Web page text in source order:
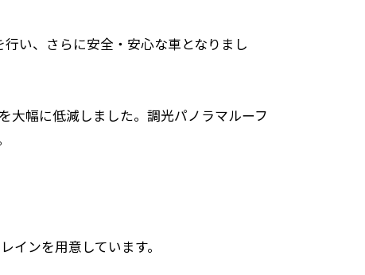
い、さらに安全・安心な車となりまし
大幅に低減しました。調光パノラマルーフ
ンを用意しています。